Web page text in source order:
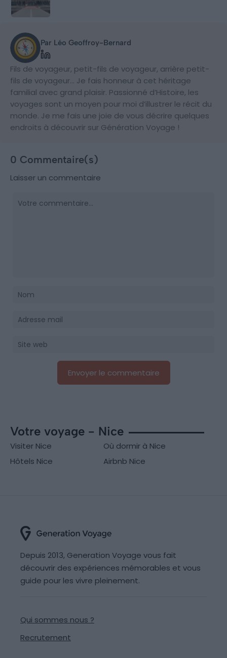
Par Léo Geoffroy-Bernard
Fils de voyageur, petit-fils de voyageur, arrière petit-
fils de voyageur… Je fais honneur à cet héritage
familial avec grand plaisir. Passionné d’Histoire, les
voyages sont un moyen pour moi d’illustrer le récit du
monde. Je me fais une joie de vous décrire quelques
endroits à découvrir sur Génération Voyage !
0 Commentaire(s)
Laisser un commentaire
Votre voyage - Nice
Visiter Nice
Où dormir à Nice
Hôtels Nice
Airbnb Nice
Depuis 2013, Generation Voyage vous fait
découvrir des expériences mémorables et vous
guide pour les vivre pleinement.
Qui sommes nous ?
Recrutement